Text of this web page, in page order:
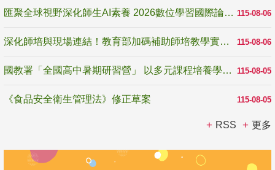
115-08-06
匯聚全球視野深化師生AI素養 2026數位學習國際論壇高雄登場
115-08-06
深化師培與現場連結！教育部加碼補助師培教學實踐研究 10月師培國際研討會交流教學實踐經驗
115-08-05
國教署「全國高中暑期研習營」 以多元課程培養學生瞭解誠信專業與倫理價值
115-08-05
《食品安全衛生管理法》修正草案
RSS 更多